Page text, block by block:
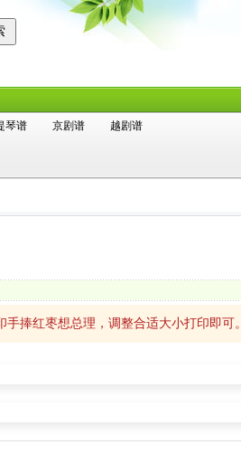
琴谱 京剧谱
越剧谱
捧红枣想总理，调整合适大小打印即可。